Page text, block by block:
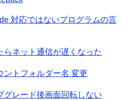
対応ではないプログラムの言
らネット通信が遅くなった
ントフォルダー名 変更
グレード後画面回転しない